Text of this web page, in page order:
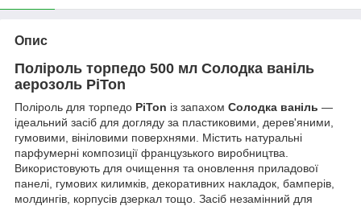
Опис
Поліроль торпедо 500 мл Солодка ваніль
аерозоль PiTon
Поліроль для торпедо PiTon із запахом Солодка ваніль —
ідеальний засіб для догляду за пластиковими, дерев'яними,
гумовими, вініловими поверхнями. Містить натуральні
парфумерні композиції французького виробництва.
Використовують для очищення та оновлення приладової
панелі, гумових килимків, декоративних накладок, бамперів,
молдингів, корпусів дзеркал тощо. Засіб незамінний для